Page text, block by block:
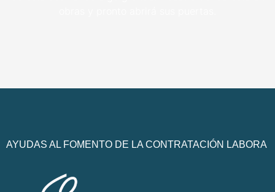
AYUDAS AL FOMENTO DE LA CONTRATACIÓN LABORA